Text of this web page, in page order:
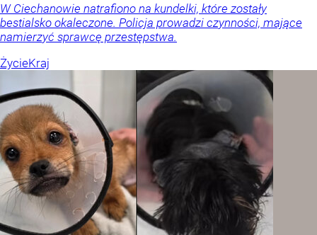
W Ciechanowie natrafiono na kundelki, które zostały
bestialsko okaleczone. Policja prowadzi czynności, mające
namierzyć sprawcę przestępstwa.
ŻycieKraj